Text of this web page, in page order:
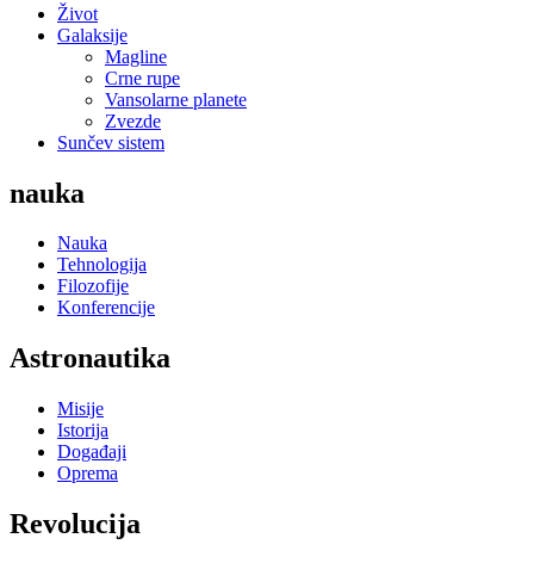
Život
Galaksije
Magline
Crne rupe
Vansolarne planete
Zvezde
Sunčev sistem
nauka
Nauka
Tehnologija
Filozofije
Konferencije
Astronautika
Misije
Istorija
Događaji
Oprema
Revolucija